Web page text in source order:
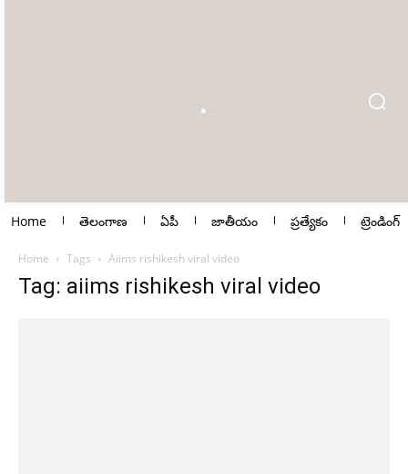
Home తెలంగాణ ఏపీ జాతీయం ప్రత్యేకం ట్రెండింగ్
Home Tags Aiims rishikesh viral video
Tag: aiims rishikesh viral video